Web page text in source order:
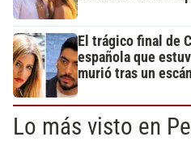
El trágico final de
española que
murió tras un
Lo más visto en